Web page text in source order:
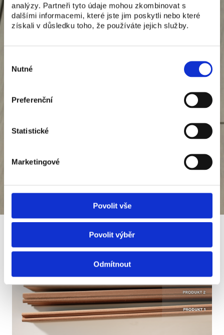
analýzy. Partneři tyto údaje mohou zkombinovat s
dalšími informacemi, které jste jim poskytli nebo které
získali v důsledku toho, že používáte jejich služby.
souhlasu
Nutné
Preferenční
Statistické
Marketingové
Povolit vše
Povolit výběr
Odmítnout
Střešní terasy – bezpečnost a